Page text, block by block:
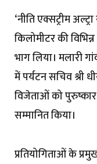
‘नीति एक्सट्रीम
किलोमीटर की
भाग लिया। मलारी
में पर्यटन सचिव श्री
विजेताओं को
सम्मानित किया।
प्रतियोगिताओं के